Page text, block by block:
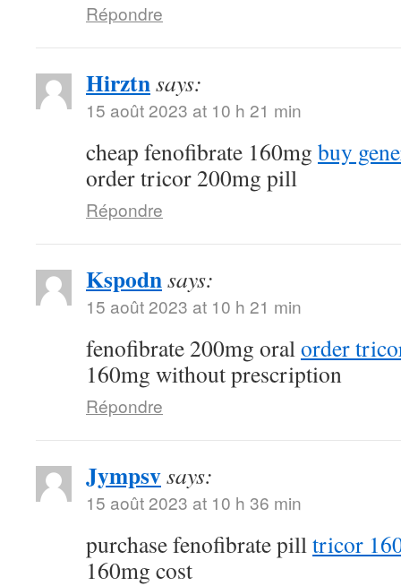
Répondre
Hirztnsays:
15 août 2023 at 10 h 21 min
cheap fenofibrate 160mg buy
order tricor 200mg pill
Répondre
Kspodnsays:
15 août 2023 at 10 h 21 min
fenofibrate 200mg oralorder
160mg without prescription
Répondre
Jympsvsays:
15 août 2023 at 10 h 36 min
purchase fenofibrate pilltricor
160mg cost